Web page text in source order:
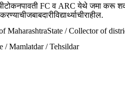
FC व ARC येथे जमा करू
MaharashtraState / Collector of
/ Mamlatdar / Tehsildar